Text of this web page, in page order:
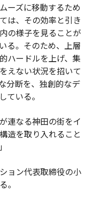
ーズに移動するため
は、その効率と引き
の様子を見ることが
る。そのため、上層
ハードルを上げ、集
えない状況を招いて
分断を、独創的なデ
ている。
連なる神田の街をイ
造を取り入れること
ョン代表取締役の小
。